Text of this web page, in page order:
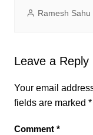
Ramesh Sahu
Leave a Reply
Your email
fields are marked *
Comment *